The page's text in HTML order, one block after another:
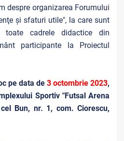
despre organizarea Forumului
şi sfaturi utile", la care sunt
cadrele didactice din
participante la Proiectul
pe data de 3 octombrie 2023,
Sportiv "Futsal Arena
Bun, nr. 1, com. Ciorescu,